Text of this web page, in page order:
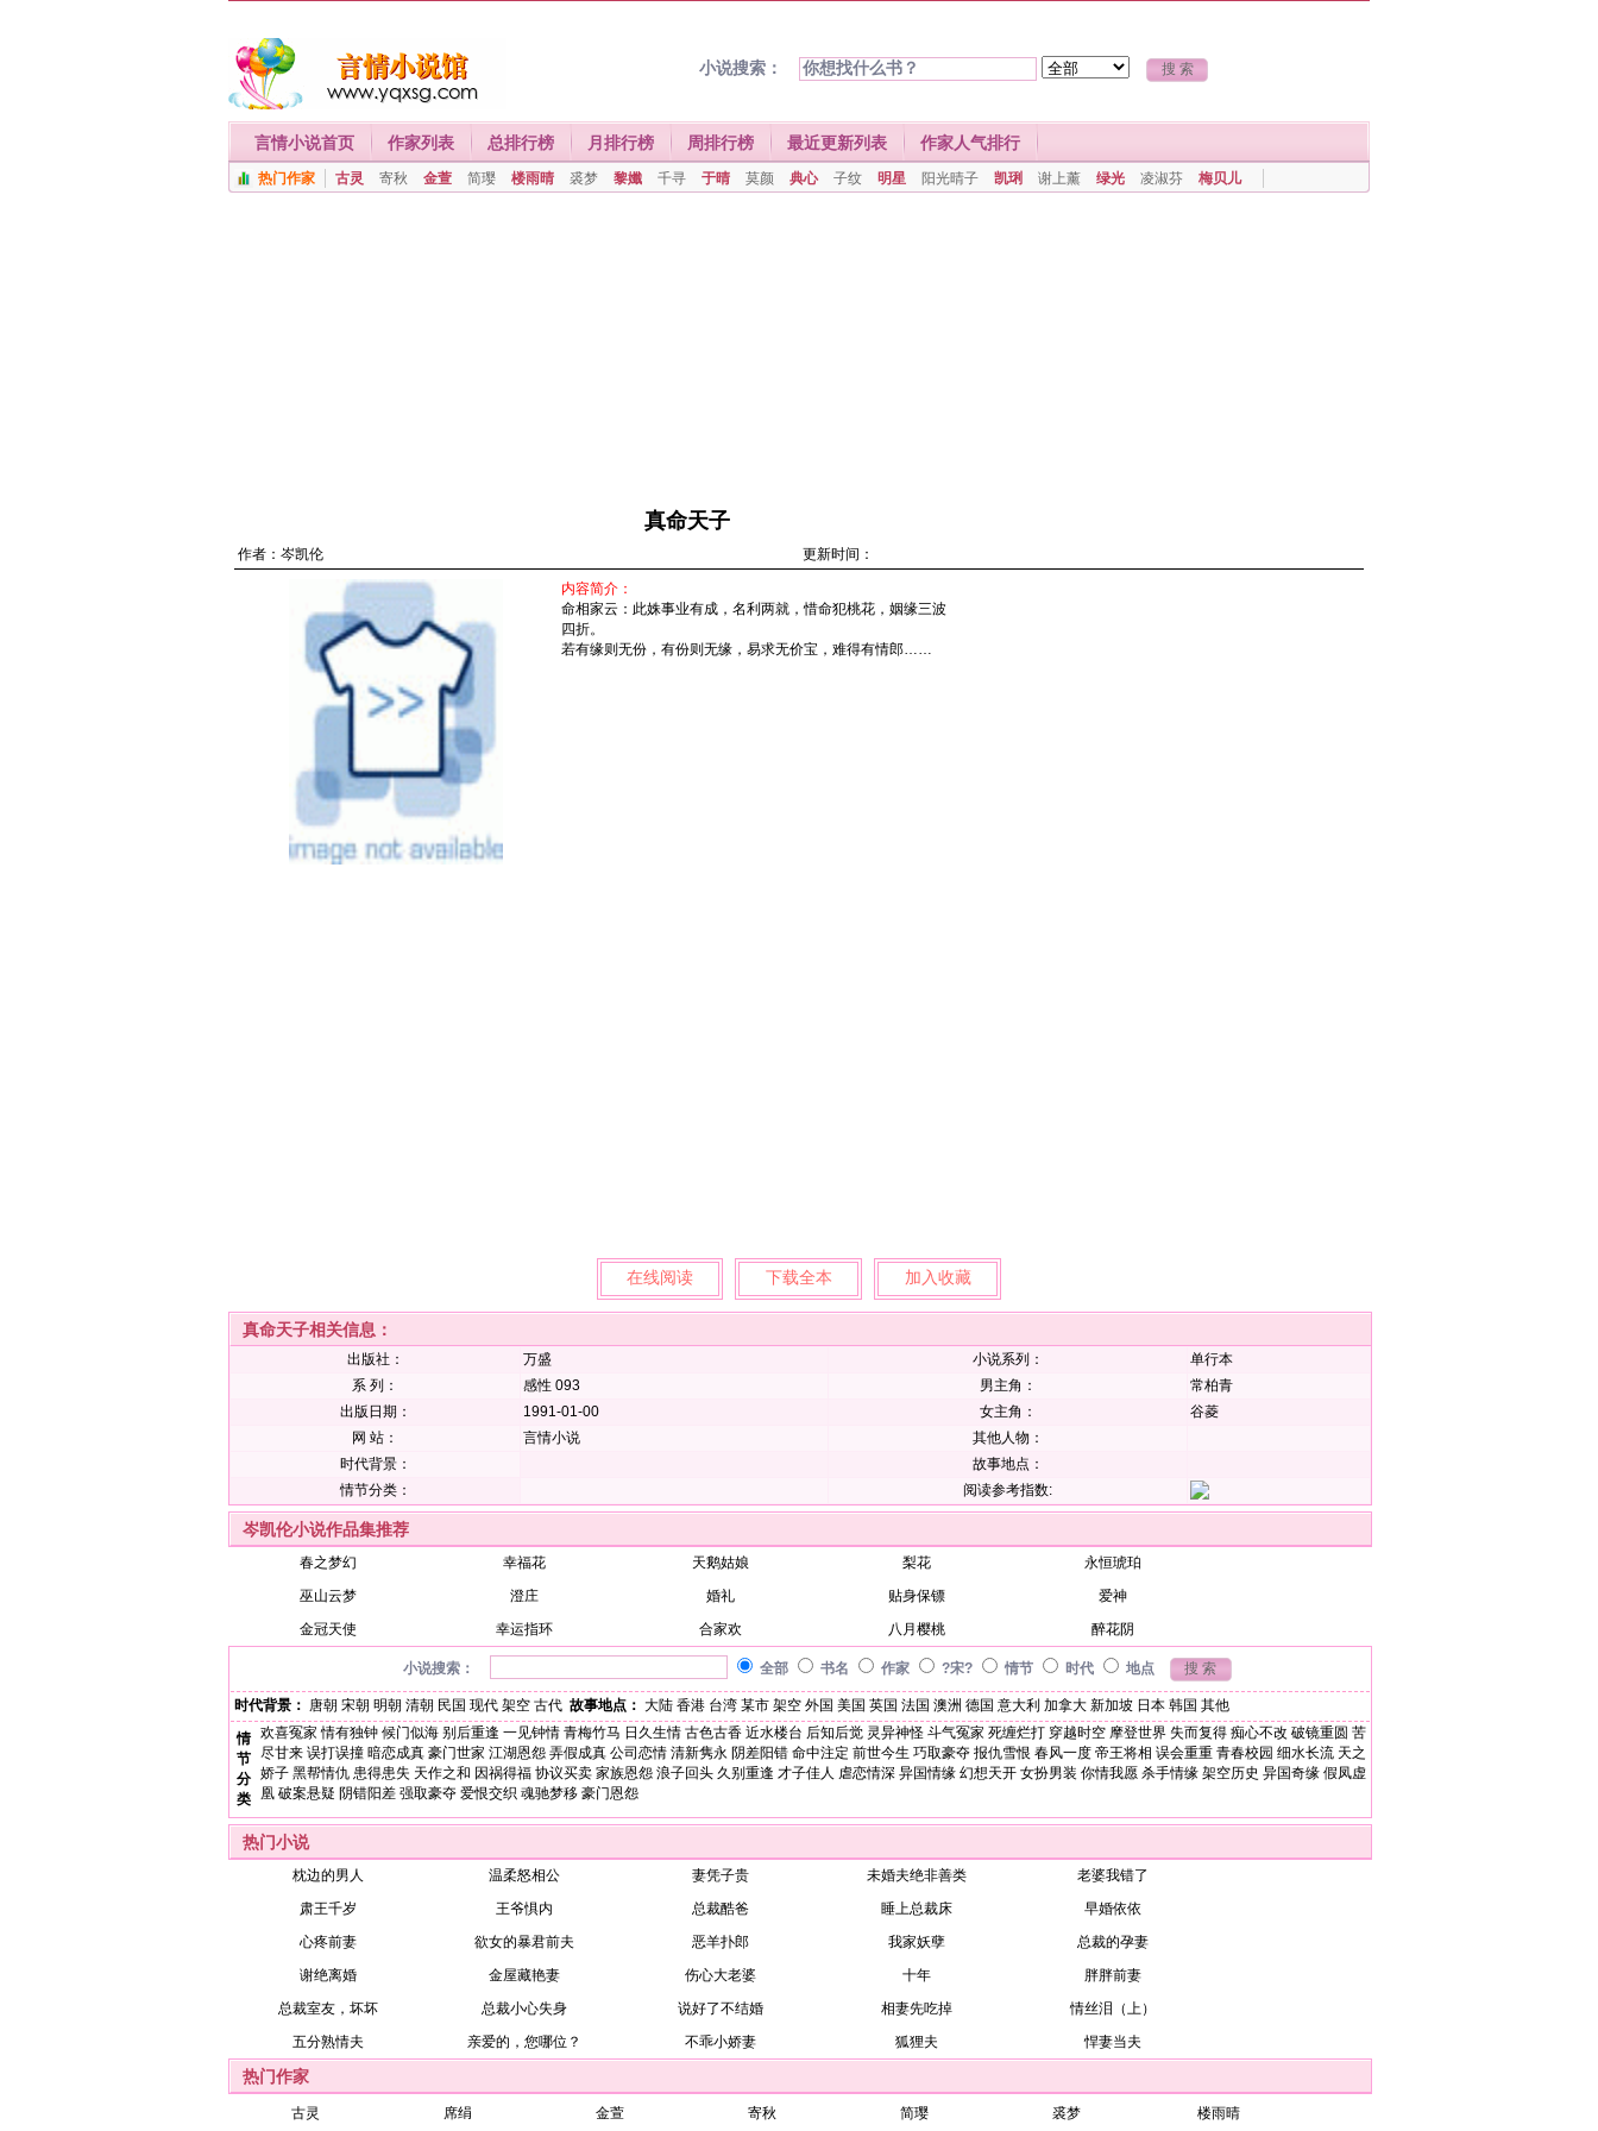
小说搜索：
言情小说首页 作家列表 总排行榜 月排行榜 周排行榜 最近更新列表 作家人气排行
热门作家 古灵 寄秋 金萱 简璎 楼雨晴 裘梦 黎孅 千寻 于晴 莫颜 典心 子纹 明星 阳光晴子 凯琍 谢上薰 绿光 凌淑芬 梅贝儿
真命天子
作者： 岑凯伦 更新时间：
内容简介：
命相家云：此姝事业有成，名利两就，惜命犯桃花，姻缘三波
四折。
若有缘则无份，有份则无缘，易求无价宝，难得有情郎……
在线阅读 下载全本 加入收藏
真命天子相关信息：
出版社： 万盛 小说系列：
单行本
系 列：
感性 093 男主角：
常柏青
出版日期：
1991-01-00 女主角：
谷菱
网 站：
言情小说
其他人物：
时代背景：
故事地点：
情节分类：
阅读参考指数:
岑凯伦小说作品集推荐
春之梦幻 幸福花 天鹅姑娘 梨花
永恒琥珀
巫山云梦
澄庄 婚礼 贴身保镖
爱神
金冠天使
幸运指环 合家欢 八月樱桃 醉花阴
小说搜索： 全部 书名 作家 ?宋? 情节 时代 地点
时代背景： 唐朝 宋朝 明朝 清朝 民国 现代 架空 古代 故事地点： 大陆 香港 台湾 某市 架空 外国 美国 英国 法国 澳洲 德国 意大利 加拿大 新加坡 日本 韩国 其他
情
节
分
类
欢喜冤家 情有独钟 候门似海 别后重逢 一见钟情 青梅竹马 日久生情 古色古香 近水楼台 后知后觉 灵异神怪 斗气冤家 死缠烂打 穿越时空 摩登世界 失而复得 痴心不改 破镜重圆 苦
尽甘来 误打误撞 暗恋成真 豪门世家 江湖恩怨 弄假成真 公司恋情 清新隽永 阴差阳错 命中注定 前世今生 巧取豪夺 报仇雪恨 春风一度 帝王将相 误会重重 青春校园 细水长流 天之
娇子 黑帮情仇 患得患失 天作之和 因祸得福 协议买卖 家族恩怨 浪子回头 久别重逢 才子佳人 虐恋情深 异国情缘 幻想天开 女扮男装 你情我愿 杀手情缘 架空历史 异国奇缘 假凤虚
凰 破案悬疑 阴错阳差 强取豪夺 爱恨交织 魂驰梦移 豪门恩怨
热门小说
枕边的男人 温柔怒相公 妻凭子贵 未婚夫绝非善类
老婆我错了
肃王千岁
王爷惧内 总裁酷爸 睡上总裁床
早婚依依
心疼前妻
欲女的暴君前夫 恶羊扑郎 我家妖孽
总裁的孕妻
谢绝离婚
金屋藏艳妻 伤心大老婆 十年
胖胖前妻
总裁室友，坏坏
总裁小心失身 说好了不结婚 相妻先吃掉
情丝泪（上）
五分熟情夫
亲爱的，您哪位？ 不乖小娇妻 狐狸夫 悍妻当夫
热门作家
古灵 席绢 金萱 寄秋 简璎 裘梦 楼雨晴